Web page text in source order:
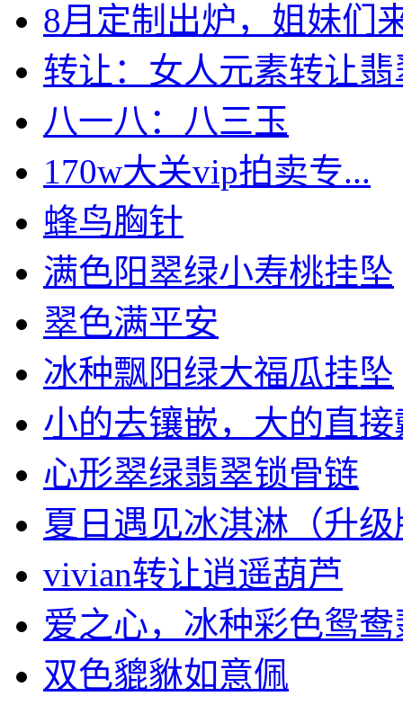
8月定制出炉，姐妹们
转让：女人元素转让翡
八一八：八三玉
170w大关vip拍卖专...
蜂鸟胸针
满色阳翠绿小寿桃挂坠
翠色满平安
冰种飘阳绿大福瓜挂坠
小的去镶嵌，大的直接
心形翠绿翡翠锁骨链
夏日遇见冰淇淋（升级
vivian转让逍遥葫芦
爱之心，冰种彩色鸳鸯
双色貔貅如意佩